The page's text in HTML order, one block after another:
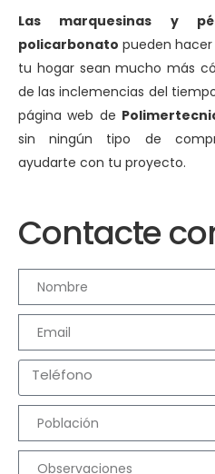
Las marquesinas y
policarbonato pueden hacer
tu hogar sean mucho más
de las inclemencias del
página web de
sin ningún tipo de
ayudarte con tu proyecto.
Contacte